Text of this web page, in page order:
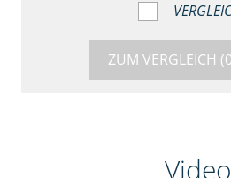
ZUM VERGLEICH
Video